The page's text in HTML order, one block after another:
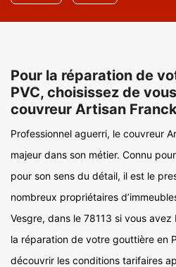
Pour la réparation de
PVC, choisissez de
couvreur Artisan
Professionnel aguerri, le couvreur
majeur dans son métier. Connu
pour son sens du détail, il est le
nombreux propriétaires
Vesgre, dans le 78113 si vous avez
la réparation de votre gouttière en
découvrir les conditions tarifaires